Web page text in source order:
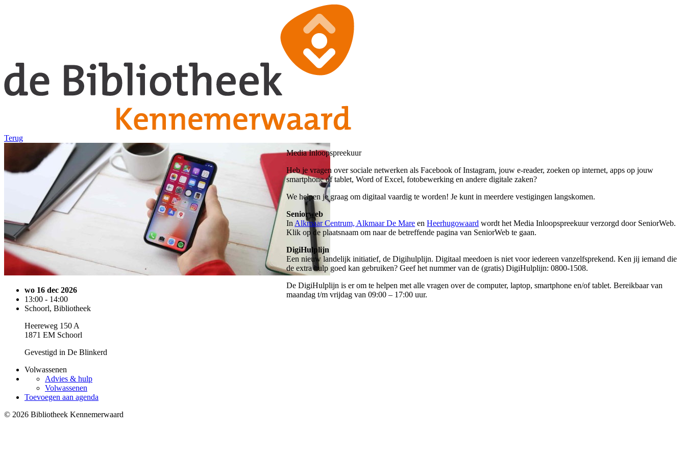
Terug
wo 16 dec 2026
13:00 - 14:00
Schoorl, Bibliotheek
Heereweg 150 A
1871 EM Schoorl
Gevestigd in De Blinkerd
Volwassenen
Advies & hulp
Volwassenen
Toevoegen aan agenda
Media Inloopspreekuur
Heb je vragen over sociale netwerken als Facebook of Instagram, jouw e-reader, zoeken op internet, apps op jouw
smartphone of tablet, Word of Excel, fotobewerking en andere digitale zaken?
We helpen je graag om digitaal vaardig te worden! Je kunt in meerdere vestigingen langskomen.
Seniorweb
In Alkmaar Centrum, Alkmaar De Mare enHeerhugowaard wordt het Media Inloopspreekuur verzorgd door SeniorWeb.
Klik op de plaatsnaam om naar de betreffende pagina van SeniorWeb te gaan.
DigiHulplijn
Een nieuw landelijk initiatief, de Digihulplijn. Digitaal meedoen is niet voor iedereen vanzelfsprekend. Ken jij iemand die
de extra hulp goed kan gebruiken? Geef het nummer van de (gratis) DigiHulplijn: 0800-1508.
De DigiHulplijn is er om te helpen met alle vragen over de computer, laptop, smartphone en/of tablet. Bereikbaar van
maandag t/m vrijdag van 09:00 – 17:00 uur.
© 2026 Bibliotheek Kennemerwaard